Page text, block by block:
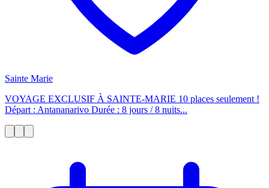
Sainte Marie
VOYAGE EXCLUSIF À SAINTE-MARIE 10 places seulement !
Départ : Antananarivo Durée : 8 jours / 8 nuits...